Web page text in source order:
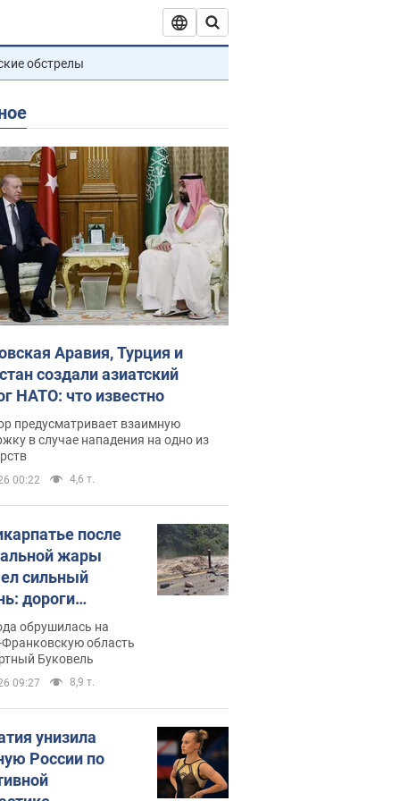
обстрелы
Аравия, Турция и
создали азиатский
НАТО: что известно
предусматривает взаимную
в случае нападения на одно из
00:22 4,6 т.
после
жары
сильный
дороги
в реки.
обрушилась на
область
Буковель
09:27 8,9 т.
унизила
России по